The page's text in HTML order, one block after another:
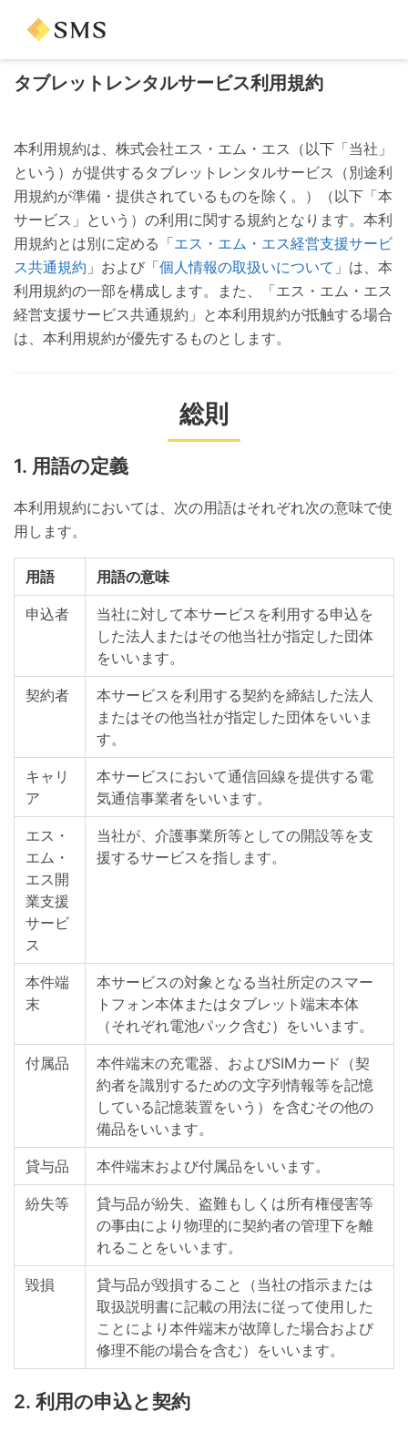
タブレットレンタルサービス利用規約
本利用規約は、株式会社エス・エム・エス（以下「当社」
という）が提供するタブレットレンタルサービス（別途利
用規約が準備・提供されているものを除く。）（以下「本
サービス」という）の利用に関する規約となります。本利
用規約とは別に定める「エス・エム・エス経営支援サービ
ス共通規約 」および「個人情報の取扱いについて 」は、本
利用規約の一部を構成します。また、「エス・エム・エス
経営支援サービス共通規約」と本利用規約が抵触する場合
は、本利用規約が優先するものとします。
総則
用語の定義
本利用規約においては、次の用語はそれぞれ次の意味で使
用します。
用語 用語の意味
申込者
当社に対して本サービスを利用する申込を
した法人またはその他当社が指定した団体
をいいます。
契約者
本サービスを利用する契約を締結した法人
またはその他当社が指定した団体をいいま
す。
キャリ
ア
本サービスにおいて通信回線を提供する電
気通信事業者をいいます。
エス・
エム・
エス開
業支援
サービ
ス
当社が、介護事業所等としての開設等を支
援するサービスを指します。
本件端
末
本サービスの対象となる当社所定のスマー
トフォン本体またはタブレット端末本体
（それぞれ電池パック含む）をいいます。
付属品
本件端末の充電器、およびSIMカード（契
約者を識別するための文字列情報等を記憶
している記憶装置をいう）を含むその他の
備品をいいます。
貸与品 本件端末および付属品をいいます。
紛失等
貸与品が紛失、盗難もしくは所有権侵害等
の事由により物理的に契約者の管理下を離
れることをいいます。
毀損
貸与品が毀損すること（当社の指示または
取扱説明書に記載の用法に従って使用した
ことにより本件端末が故障した場合および
修理不能の場合を含む）をいいます。
利用の申込と契約